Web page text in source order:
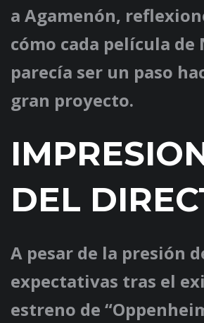
a Agamenón,
cómo cada película de
parecía ser un paso
gran proyecto.
DEL
A pesar de la presión
expectativas tras el
estreno de